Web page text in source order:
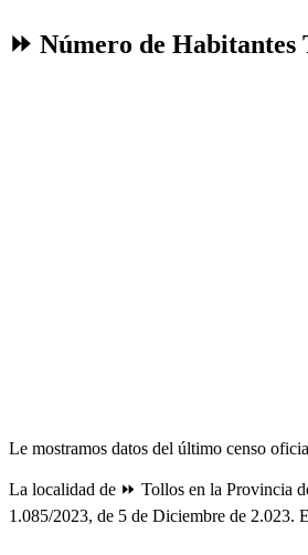
⏩ Número de
Le mostramos datos del último censo
La localidad de ⏩ Tollos en la Provincia
1.085/2023, de 5 de Diciembre de 2.023.